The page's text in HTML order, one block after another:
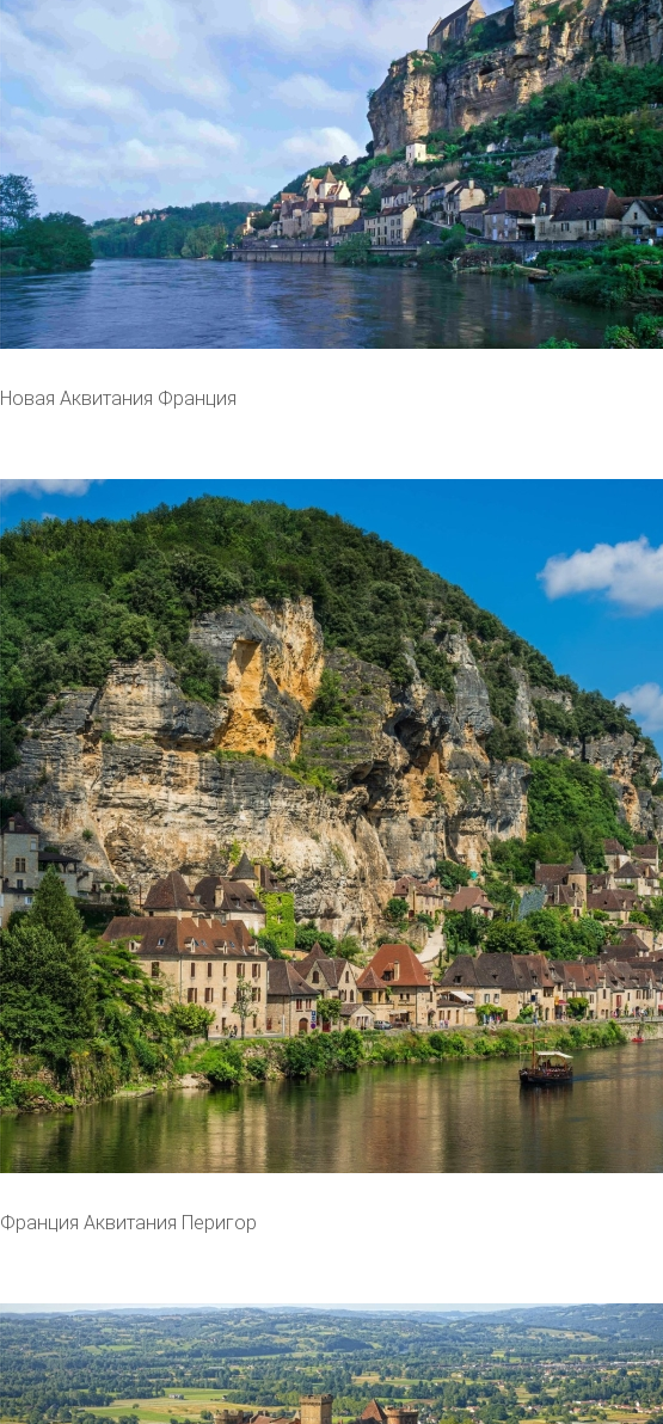
Новая Аквитания Франция
Франция Аквитания Перигор